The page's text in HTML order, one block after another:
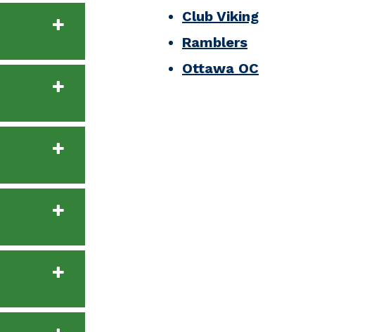
Club Viking
Ramblers
Ottawa OC